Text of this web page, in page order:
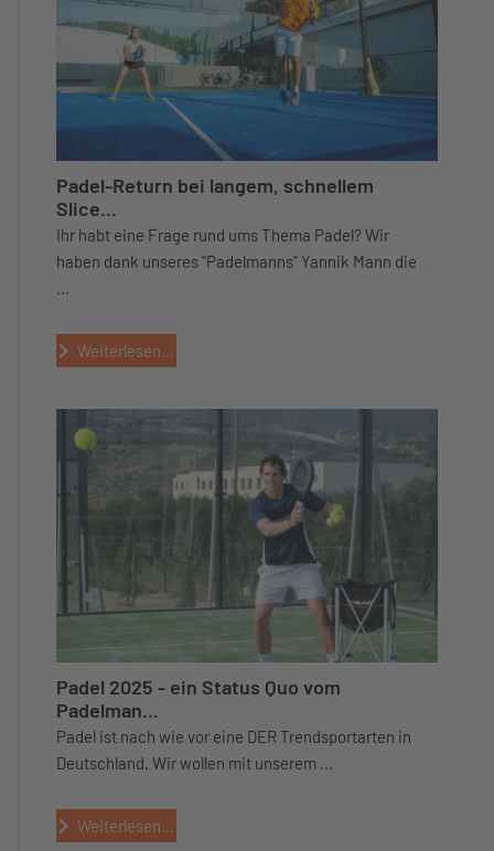
Padel-Return bei langem, schnellem
Slice...
Ihr habt eine Frage rund ums Thema Padel? Wir
haben dank unseres "Padelmanns" Yannik Mann die
...
Weiterlesen...
Padel 2025 - ein Status Quo vom
Padelman...
Padel ist nach wie vor eine DER Trendsportarten in
Deutschland. Wir wollen mit unserem ...
Weiterlesen...